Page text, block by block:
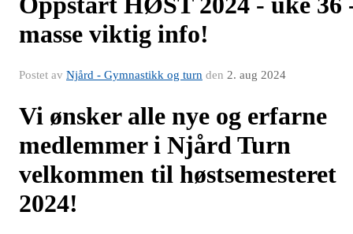
masse viktig info!
Postet av Njård - Gymnastikk og turn den 2. aug 2024
Vi ønsker alle nye og erfarne
medlemmer i Njård Turn
velkommen til høstsemesteret
2024!